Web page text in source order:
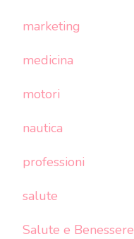
marketing
medicina
motori
nautica
professioni
salute
Salute e Benessere